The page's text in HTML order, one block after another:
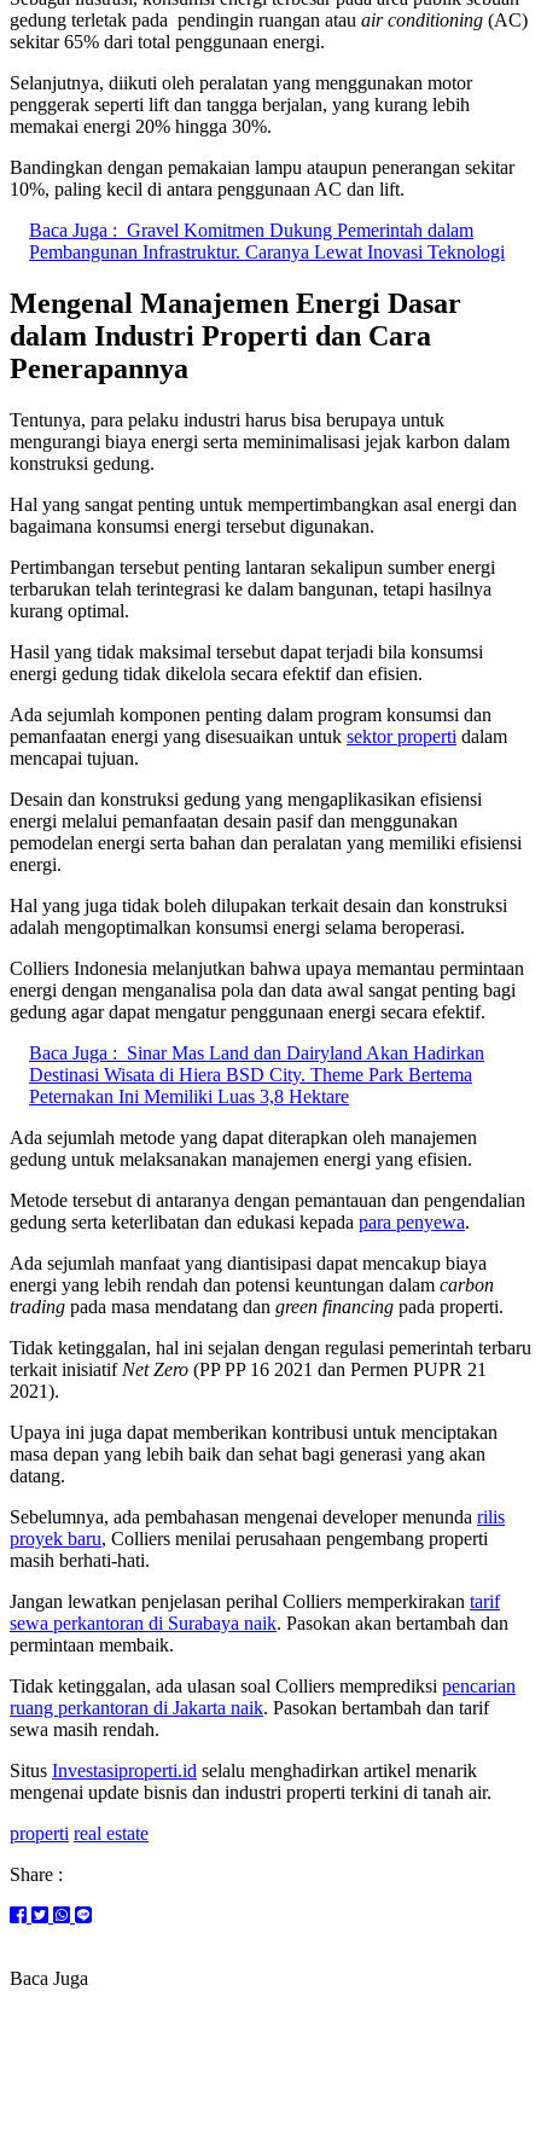
gedung terletak pada pendingin ruangan atau air conditioning (AC)
sekitar 65% dari total penggunaan energi.
Selanjutnya, diikuti oleh peralatan yang menggunakan motor
penggerak seperti lift dan tangga berjalan, yang kurang lebih
memakai energi 20% hingga 30%.
Bandingkan dengan pemakaian lampu ataupun penerangan sekitar
10%, paling kecil di antara penggunaan AC dan lift.
Baca Juga : Gravel Komitmen Dukung Pemerintah dalam
Pembangunan Infrastruktur. Caranya Lewat Inovasi Teknologi
Mengenal Manajemen Energi Dasar
dalam Industri Properti dan Cara
Penerapannya
Tentunya, para pelaku industri harus bisa berupaya untuk
mengurangi biaya energi serta meminimalisasi jejak karbon dalam
konstruksi gedung.
Hal yang sangat penting untuk mempertimbangkan asal energi dan
bagaimana konsumsi energi tersebut digunakan.
Pertimbangan tersebut penting lantaran sekalipun sumber energi
terbarukan telah terintegrasi ke dalam bangunan, tetapi hasilnya
kurang optimal.
Hasil yang tidak maksimal tersebut dapat terjadi bila konsumsi
energi gedung tidak dikelola secara efektif dan efisien.
Ada sejumlah komponen penting dalam program konsumsi dan
pemanfaatan energi yang disesuaikan untuk sektor properti dalam
mencapai tujuan.
Desain dan konstruksi gedung yang mengaplikasikan efisiensi
energi melalui pemanfaatan desain pasif dan menggunakan
pemodelan energi serta bahan dan peralatan yang memiliki efisiensi
energi.
Hal yang juga tidak boleh dilupakan terkait desain dan konstruksi
adalah mengoptimalkan konsumsi energi selama beroperasi.
Colliers Indonesia melanjutkan bahwa upaya memantau permintaan
energi dengan menganalisa pola dan data awal sangat penting bagi
gedung agar dapat mengatur penggunaan energi secara efektif.
Baca Juga : Sinar Mas Land dan Dairyland Akan Hadirkan
Destinasi Wisata di Hiera BSD City. Theme Park Bertema
Peternakan Ini Memiliki Luas 3,8 Hektare
Ada sejumlah metode yang dapat diterapkan oleh manajemen
gedung untuk melaksanakan manajemen energi yang efisien.
Metode tersebut di antaranya dengan pemantauan dan pengendalian
gedung serta keterlibatan dan edukasi kepada para penyewa.
Ada sejumlah manfaat yang diantisipasi dapat mencakup biaya
energi yang lebih rendah dan potensi keuntungan dalam carbon
trading pada masa mendatang dan green financing pada properti.
Tidak ketinggalan, hal ini sejalan dengan regulasi pemerintah terbaru
terkait inisiatif Net Zero (PP PP 16 2021 dan Permen PUPR 21
2021).
Upaya ini juga dapat memberikan kontribusi untuk menciptakan
masa depan yang lebih baik dan sehat bagi generasi yang akan
datang.
Sebelumnya, ada pembahasan mengenai developer menunda rilis
proyek baru, Colliers menilai perusahaan pengembang properti
masih berhati-hati.
Jangan lewatkan penjelasan perihal Colliers memperkirakan tarif
sewa perkantoran di Surabaya naik. Pasokan akan bertambah dan
permintaan membaik.
Tidak ketinggalan, ada ulasan soal Colliers memprediksi pencarian
ruang perkantoran di Jakarta naik. Pasokan bertambah dan tarif
sewa masih rendah.
Situs Investasiproperti.id selalu menghadirkan artikel menarik
mengenai update bisnis dan industri properti terkini di tanah air.
properti real estate
Share :
Baca Juga